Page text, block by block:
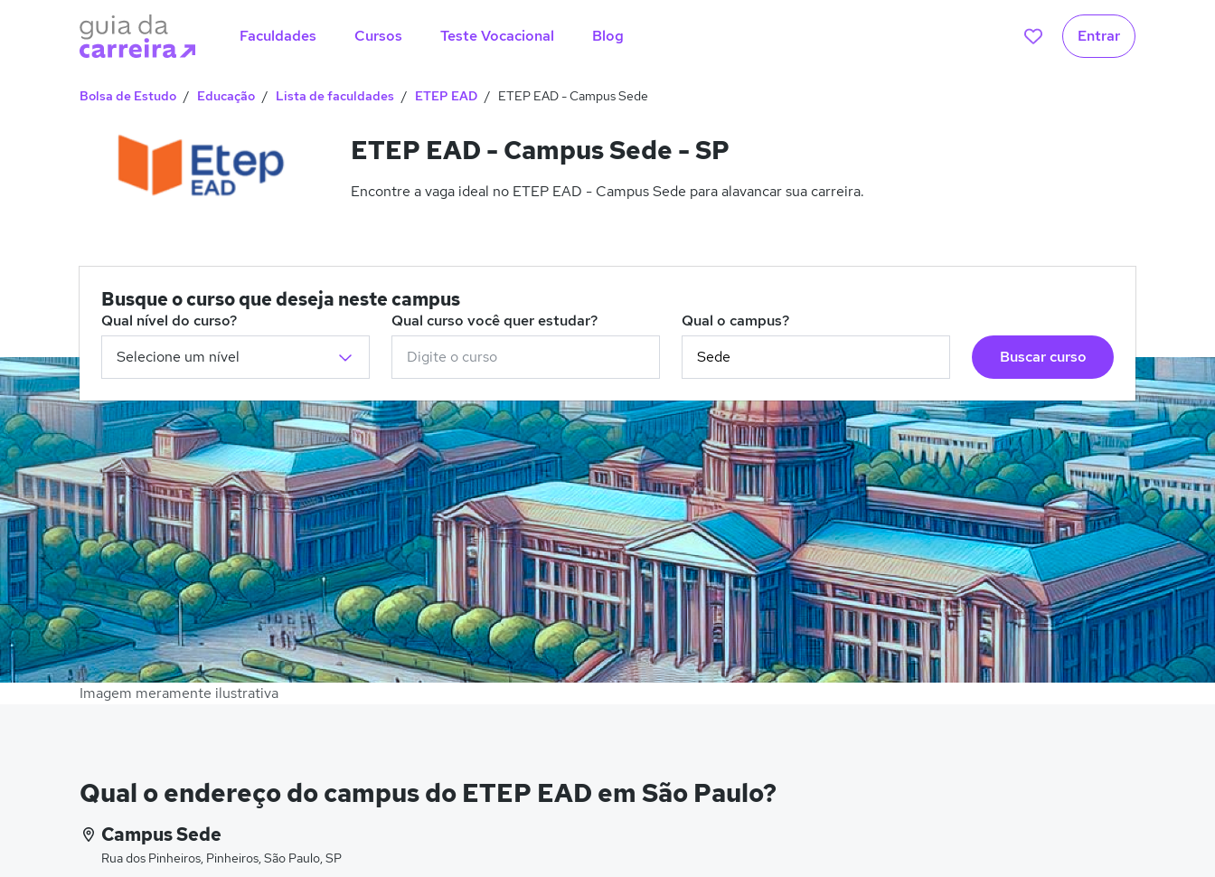
Faculdades Cursos Teste Vocacional Blog Entrar
Bolsa de Estudo Educação Lista de faculdades ETEP EAD ETEP EAD - Campus Sede
ETEP EAD - Campus Sede - SP
Encontre a vaga ideal no ETEP EAD - Campus Sede para alavancar sua carreira.
Busque o curso que deseja neste campus
Qual nível do curso? Qual curso você quer estudar?
Qual o campus?
Buscar curso
Imagem meramente ilustrativa
Qual o endereço do campus do ETEP EAD em São Paulo?
Campus Sede
Rua dos Pinheiros, Pinheiros, São Paulo, SP